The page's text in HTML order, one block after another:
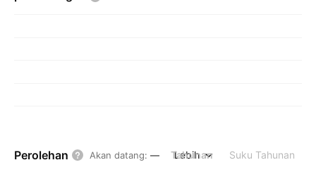
Perolehan Akan datang: — Tahunan Suku Tahunan
Lebih